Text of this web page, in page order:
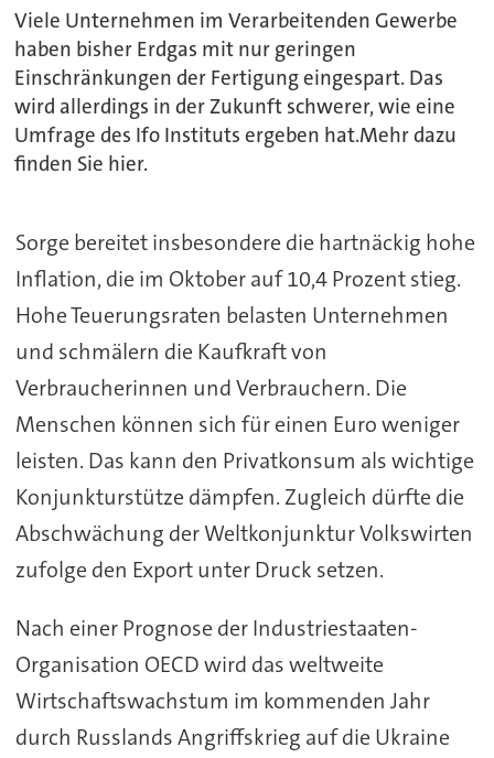
Viele Unternehmen im Verarbeitenden Gewerbe
haben bisher Erdgas mit nur geringen
Einschränkungen der Fertigung eingespart. Das
wird allerdings in der Zukunft schwerer, wie eine
Umfrage des Ifo Instituts ergeben hat.Mehr dazu
finden Sie hier.
Sorge bereitet insbesondere die hartnäckig hohe
Inflation, die im Oktober auf 10,4 Prozent stieg.
Hohe Teuerungsraten belasten Unternehmen
und schmälern die Kaufkraft von
Verbraucherinnen und Verbrauchern. Die
Menschen können sich für einen Euro weniger
leisten. Das kann den Privatkonsum als wichtige
Konjunkturstütze dämpfen. Zugleich dürfte die
Abschwächung der Weltkonjunktur Volkswirten
zufolge den Export unter Druck setzen.
Nach einer Prognose der Industriestaaten-
Organisation OECD wird das weltweite
Wirtschaftswachstum im kommenden Jahr
durch Russlands Angriffskrieg auf die Ukraine